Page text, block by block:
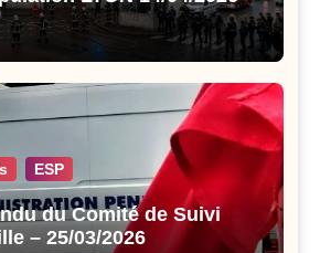
ESP
du Comité de Suivi
– 25/03/2026